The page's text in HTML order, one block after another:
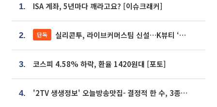
1. ISA 계좌, 5년마다 깨라고요? [이슈크래커]
2. 단독 실리콘투, 라이브커머스팀 신설…K뷰티 ‘글로벌 판매망’ 확대[K뷰티 라방戰]
3. 코스피 4.58% 하락, 환율 1420원대 [포토]
4. '2TV 생생정보' 오늘방송맛집- 결정적 한 수, 3종 메밀면! 메밀 소바 맛집 '의○○○○'